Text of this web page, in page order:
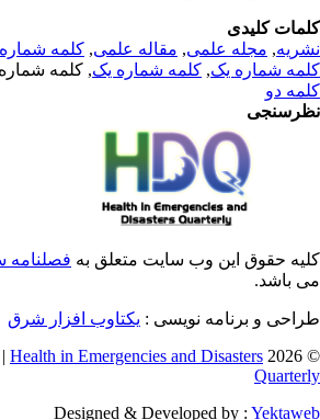
کلیدی
,مجله علمی, مقاله علمی, کلمه شماره
شماره یک,کلمه شماره یک, کلمه شماره
دو
حقوق این وب سایت متعلق بهفصلنامه
باشد.
و برنامه نویسی : یکتاوب افزار شرق
©
Health in Emergencies and Disasters
Designed & Developed by :